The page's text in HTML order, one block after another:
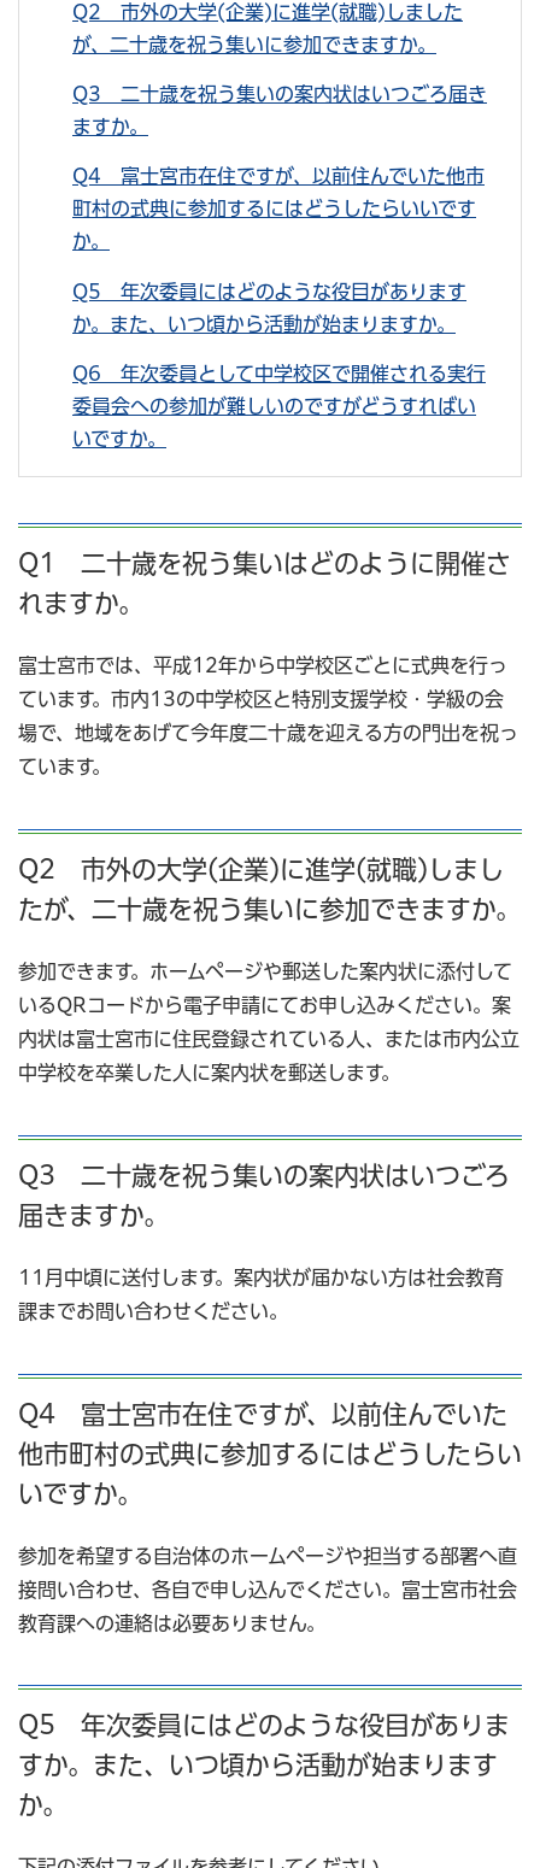
Q2 市外の大学(企業)に進学(就職)しました
が、二十歳を祝う集いに参加できますか。
Q3 二十歳を祝う集いの案内状はいつごろ届き
ますか。
Q4 富士宮市在住ですが、以前住んでいた他市
町村の式典に参加するにはどうしたらいいです
か。
Q5 年次委員にはどのような役目があります
か。また、いつ頃から活動が始まりますか。
Q6 年次委員として中学校区で開催される実行
委員会への参加が難しいのですがどうすればい
いですか。
Q1 二十歳を祝う集いはどのように開催さ
れますか。
富士宮市では、平成12年から中学校区ごとに式典を行っ
ています。市内13の中学校区と特別支援学校・学級の会
場で、地域をあげて今年度二十歳を迎える方の門出を祝っ
ています。
Q2 市外の大学(企業)に進学(就職)しまし
たが、二十歳を祝う集いに参加できますか。
参加できます。ホームページや郵送した案内状に添付して
いるQRコードから電子申請にてお申し込みください。案
内状は富士宮市に住民登録されている人、または市内公立
中学校を卒業した人に案内状を郵送します。
Q3 二十歳を祝う集いの案内状はいつごろ
届きますか。
11月中頃に送付します。案内状が届かない方は社会教育
課までお問い合わせください。
Q4 富士宮市在住ですが、以前住んでいた
他市町村の式典に参加するにはどうしたらい
いですか。
参加を希望する自治体のホームページや担当する部署へ直
接問い合わせ、各自で申し込んでください。富士宮市社会
教育課への連絡は必要ありません。
Q5 年次委員にはどのような役目がありま
すか。また、いつ頃から活動が始まります
か。